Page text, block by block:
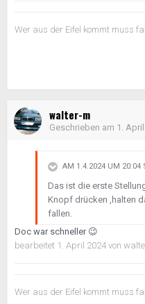
Wer aus der Eifel kommt
walter-m
Geschrieben am 1.
AM 1.4.2024 UM 20:04
Das ist die erste
Knopf drücken ,halten
fallen.
Doc war schneller 😉
bearbeitet 1. April 2024 von
Wer aus der Eifel kommt